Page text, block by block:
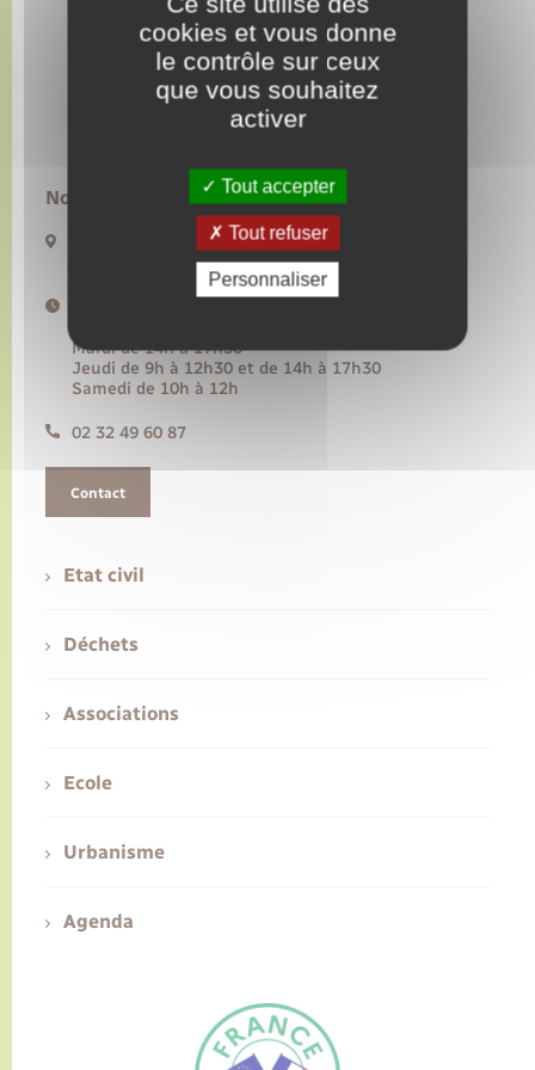
Voirie et espace public
Nous contacter :
20 rue de l’Hôtel de Ville BP50
27480 Lyons-la-Forêt
Mardi de 14h à 17h30
Jeudi de 9h à 12h30 et de 14h à 17h30
Samedi de 10h à 12h
02 32 49 60 87
Contact
Etat civil
Déchets
Associations
Ecole
Urbanisme
Agenda
cookies et vous donne
le contrôle sur ceux
que vous souhaitez
activer
Tout accepter
Tout refuser
Personnaliser